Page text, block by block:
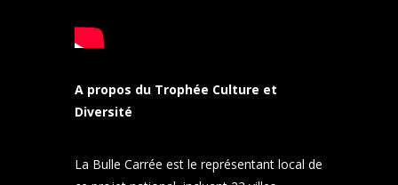
A propos du Trophée Culture et
Diversité
La Bulle Carrée est le représentant local de